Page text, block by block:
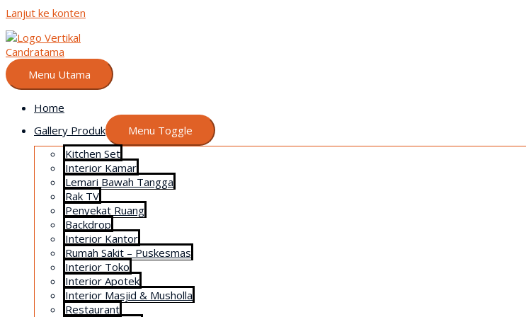
Lanjut ke konten
Menu Utama
Home
Gallery Produk
Menu Toggle
Kitchen Set
Interior Kamar
Lemari Bawah Tangga
Rak TV
Penyekat Ruang
Backdrop
Interior Kantor
Rumah Sakit – Puskesmas
Interior Toko
Interior Apotek
Interior Masjid & Musholla
Restaurant